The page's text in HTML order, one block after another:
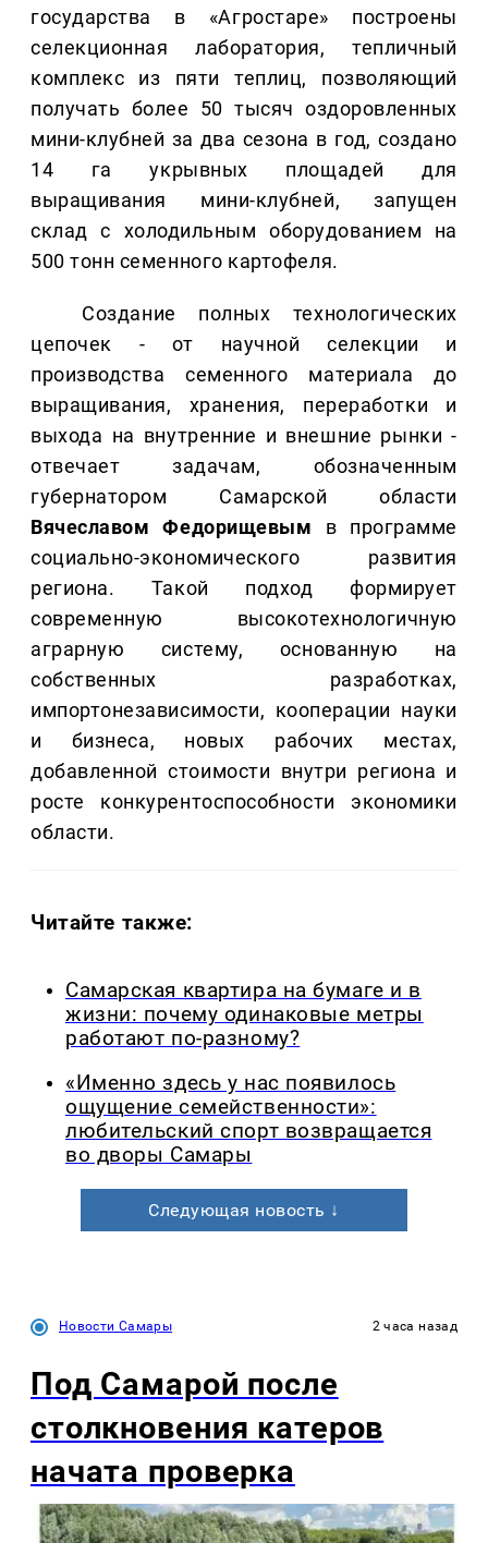
государства в «Агростаре» построены
селекционная лаборатория, тепличный
комплекс из пяти теплиц, позволяющий
получать более 50 тысяч оздоровленных
мини-клубней за два сезона в год, создано
14 га укрывных площадей для
выращивания мини-клубней, запущен
склад с холодильным оборудованием на
500 тонн семенного картофеля.
Создание полных технологических
цепочек - от научной селекции и
производства семенного материала до
выращивания, хранения, переработки и
выхода на внутренние и внешние рынки -
отвечает задачам, обозначенным
губернатором Самарской области
Вячеславом Федорищевым в программе
социально-экономического развития
региона. Такой подход формирует
современную высокотехнологичную
аграрную систему, основанную на
собственных разработках,
импортонезависимости, кооперации науки
и бизнеса, новых рабочих местах,
добавленной стоимости внутри региона и
росте конкурентоспособности экономики
области.
Читайте также:
Самарская квартира на бумаге и в
жизни: почему одинаковые метры
работают по-разному?
«Именно здесь у нас появилось
ощущение семейственности»:
любительский спорт возвращается
во дворы Самары
Следующая новость ↓
Новости Самары 2 часа назад
Под Самарой после
столкновения катеров
начата проверка